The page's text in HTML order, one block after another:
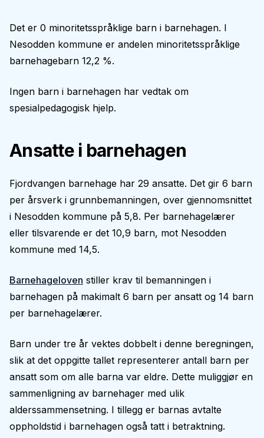
Det er 0 minoritetsspråklige barn i barnehagen. I
Nesodden kommune er andelen minoritetsspråklige
barnehagebarn 12,2 %.
Ingen barn i barnehagen har vedtak om
spesialpedagogisk hjelp.
Ansatte i barnehagen
Fjordvangen barnehage har 29 ansatte. Det gir 6 barn
per årsverk i grunnbemanningen, over gjennomsnittet
i Nesodden kommune på 5,8. Per barnehagelærer
eller tilsvarende er det 10,9 barn, mot Nesodden
kommune med 14,5.
Barnehageloven stiller krav til bemanningen i
barnehagen på makimalt 6 barn per ansatt og 14 barn
per barnehagelærer.
Barn under tre år vektes dobbelt i denne beregningen,
slik at det oppgitte tallet representerer antall barn per
ansatt som om alle barna var eldre. Dette muliggjør en
sammenligning av barnehager med ulik
alderssammensetning. I tillegg er barnas avtalte
oppholdstid i barnehagen også tatt i betraktning.